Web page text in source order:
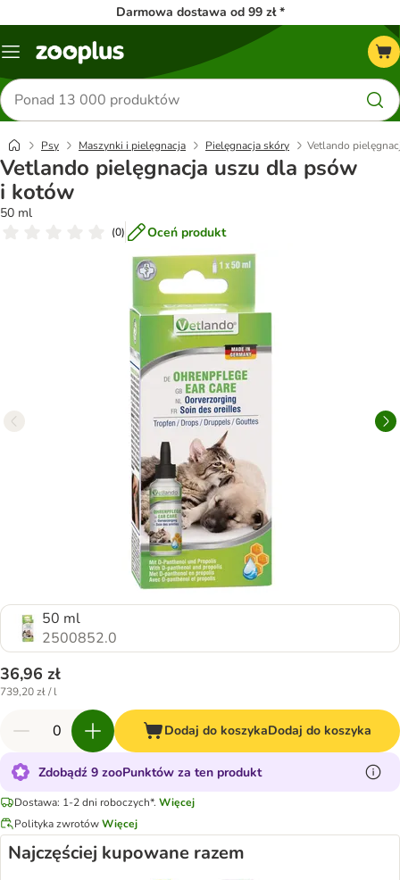
Darmowa dostawa od 99 zł *
Menu
Szukaj
produktów
Psy Maszynki i pielęgnacja Pielęgnacja skóry Vetlando
Vetlando pielęgnacja uszu dla psów
i kotów
50 ml
(0) Oceń produkt
50 ml
2500852.0
36,96 zł
739,20 zł / l
Dodaj do koszykaDodaj do koszyka
Zdobądź 9 zooPunktów za ten produkt
Dostawa: 1-2 dni roboczych*. Więcej
Polityka zwrotówWięcej
Najczęściej kupowane razem